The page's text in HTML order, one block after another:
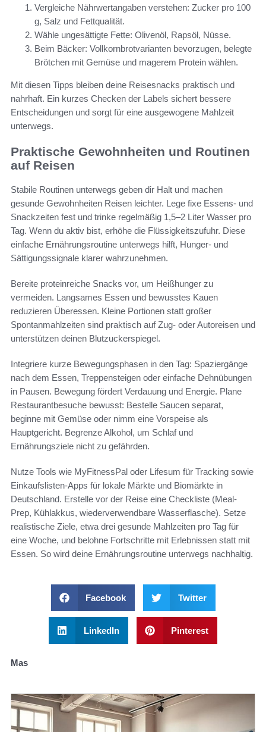
Vergleiche Nährwertangaben verstehen: Zucker pro 100
g, Salz und Fettqualität.
Wähle ungesättigte Fette: Olivenöl, Rapsöl, Nüsse.
Beim Bäcker: Vollkornbrotvarianten bevorzugen, belegte
Brötchen mit Gemüse und magerem Protein wählen.
Mit diesen Tipps bleiben deine Reisesnacks praktisch und
nahrhaft. Ein kurzes Checken der Labels sichert bessere
Entscheidungen und sorgt für eine ausgewogene Mahlzeit
unterwegs.
Praktische Gewohnheiten und Routinen
auf Reisen
Stabile Routinen unterwegs geben dir Halt und machen
gesunde Gewohnheiten Reisen leichter. Lege fixe Essens- und
Snackzeiten fest und trinke regelmäßig 1,5–2 Liter Wasser pro
Tag. Wenn du aktiv bist, erhöhe die Flüssigkeitszufuhr. Diese
einfache Ernährungsroutine unterwegs hilft, Hunger- und
Sättigungssignale klarer wahrzunehmen.
Bereite proteinreiche Snacks vor, um Heißhunger zu
vermeiden. Langsames Essen und bewusstes Kauen
reduzieren Überessen. Kleine Portionen statt großer
Spontanmahlzeiten sind praktisch auf Zug- oder Autoreisen und
unterstützen deinen Blutzuckerspiegel.
Integriere kurze Bewegungsphasen in den Tag: Spaziergänge
nach dem Essen, Treppensteigen oder einfache Dehnübungen
in Pausen. Bewegung fördert Verdauung und Energie. Plane
Restaurantbesuche bewusst: Bestelle Saucen separat,
beginne mit Gemüse oder nimm eine Vorspeise als
Hauptgericht. Begrenze Alkohol, um Schlaf und
Ernährungsziele nicht zu gefährden.
Nutze Tools wie MyFitnessPal oder Lifesum für Tracking sowie
Einkaufslisten-Apps für lokale Märkte und Biomärkte in
Deutschland. Erstelle vor der Reise eine Checkliste (Meal-
Prep, Kühlakkus, wiederverwendbare Wasserflasche). Setze
realistische Ziele, etwa drei gesunde Mahlzeiten pro Tag für
eine Woche, und belohne Fortschritte mit Erlebnissen statt mit
Essen. So wird deine Ernährungsroutine unterwegs nachhaltig.
Facebook Twitter
LinkedIn Pinterest
Mas